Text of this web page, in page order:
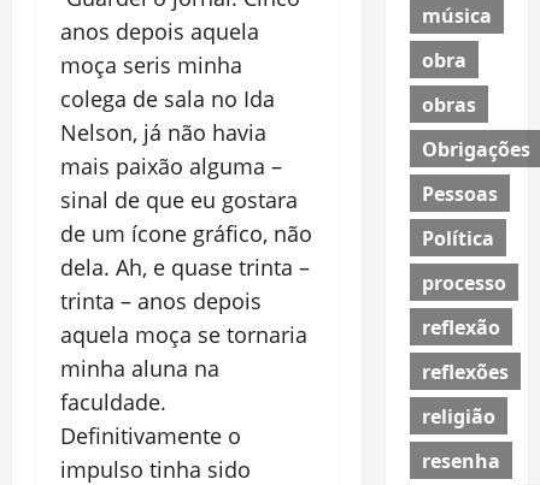
anos depois aquela
moça seris minha
colega de sala no Ida
Nelson, já não havia
mais paixão alguma –
sinal de que eu gostara
de um ícone gráfico, não
dela. Ah, e quase trinta –
trinta – anos depois
aquela moça se tornaria
minha aluna na
faculdade.
Definitivamente o
impulso tinha sido
música
obra
obras
Obrigações
Pessoas
Política
processo
reflexão
reflexões
religião
resenha